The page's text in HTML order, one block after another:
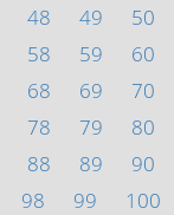
48 49
50
58 59
60
68 69
70
78 79
80
88 89
90
98 99
100